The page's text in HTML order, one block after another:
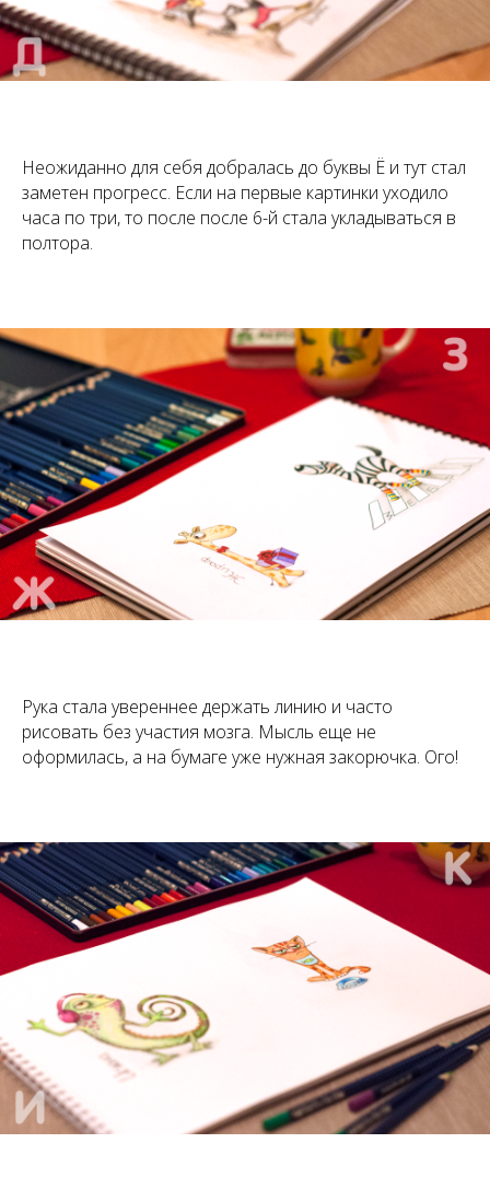
Неожиданно для себя добралась до буквы Ё и тут стал
заметен прогресс. Если на первые картинки уходило
часа по три, то после после 6-й стала укладываться в
полтора.
Рука стала увереннее держать линию и часто
рисовать без участия мозга. Мысль еще не
оформилась, а на бумаге уже нужная закорючка. Ого!